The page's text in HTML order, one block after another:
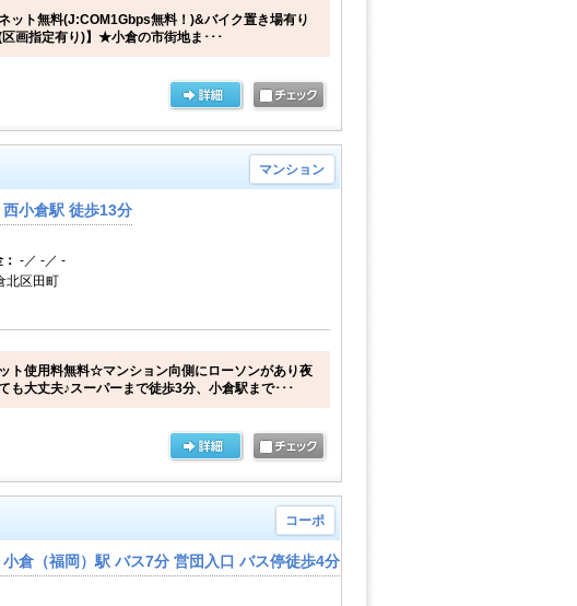
ット無料(J:COM1Gbps無料！)&バイク置き場有り
区画指定有り)】★小倉の市街地ま･･･
マンション
西小倉駅 徒歩13分
-／ -／ -
北区田町
ト使用料無料☆マンション向側にローソンがあり夜
も大丈夫♪スーパーまで徒歩3分、小倉駅まで･･･
コーポ
小倉（福岡）駅 バス7分 営団入口 バス停徒歩4分